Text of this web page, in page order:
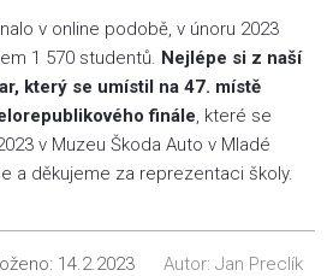
v online podobě, v únoru 2023
1 570 studentů. Nejlépe si z naší
který se umístil na 47. místě
finále, které se
v Muzeu Škoda Auto v Mladé
a děkujeme za reprezentaci školy.
14.2.2023 Autor: Jan Preclík